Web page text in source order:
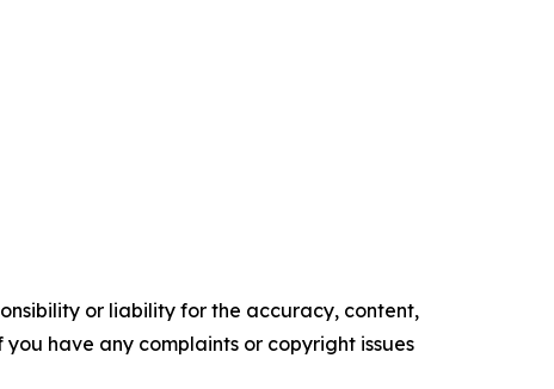
or liability for the accuracy, content,
have any complaints or copyright issues